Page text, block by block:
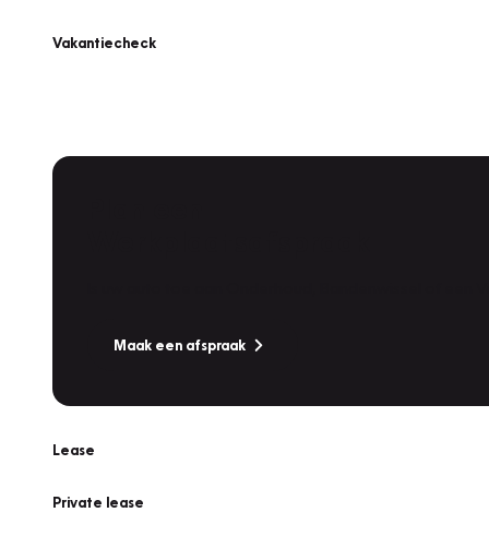
Vakantiecheck
Maak een afspraak
Lease
Private lease